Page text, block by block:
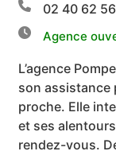
02 40 62
Agence
L’agence
son assistance
proche. Elle
et ses
rendez-vous.